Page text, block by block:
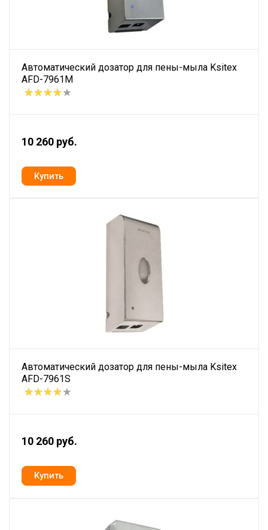
Автоматический дозатор для пены-мыла Ksitex
AFD-7961M
10 260 руб.
Автоматический дозатор для пены-мыла Ksitex
AFD-7961S
10 260 руб.